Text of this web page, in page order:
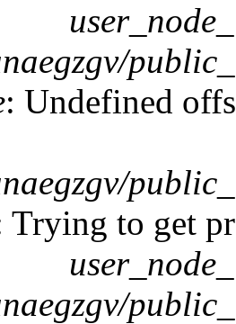
: Undefined
Trying to get